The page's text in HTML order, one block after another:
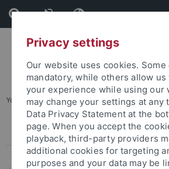
Skip
to
content
Skip
to
footer
You are here: Startseite ... Archiv
Pressemitteilungen
Archiv
Privacy settings
Our website uses cookies. Some
mandatory, while others allow us
your experience while using our
may change your settings at any
Data Privacy Statement at the
page. When you accept the
playback, third-party providers
additional cookies for targeting
purposes and your data may be